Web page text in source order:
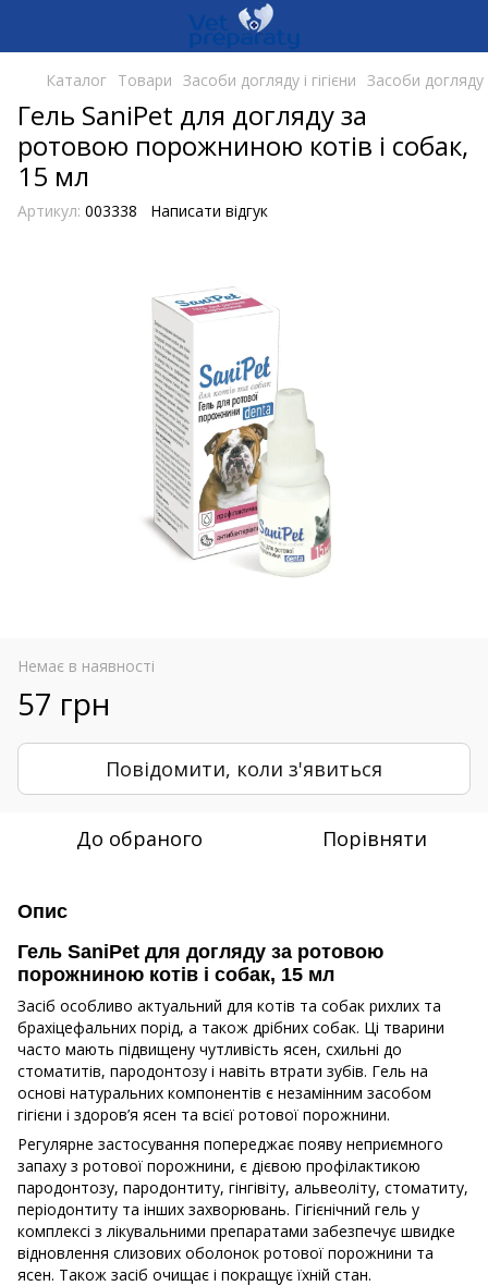
Каталог Товари Засоби догляду і гігієни Засоби догляду
Гель SaniPet для догляду за
ротовою порожниною котів і собак,
15 мл
Артикул: 003338 Написати відгук
Немає в наявності
57 грн
Повідомити, коли з'явиться
До обраного Порівняти
Опис
Гель SaniPet для догляду за ротовою
порожниною котів і собак, 15 мл
Засіб особливо актуальний для котів та собак рихлих та
брахіцефальних порід, а також дрібних собак. Ці тварини
часто мають підвищену чутливість ясен, схильні до
стоматитів, пародонтозу і навіть втрати зубів. Гель на
основі натуральних компонентів є незамінним засобом
гігієни і здоров’я ясен та всієї ротової порожнини.
Регулярне застосування попереджає появу неприємного
запаху з ротової порожнини, є дієвою профілактикою
пародонтозу, пародонтиту, гінгівіту, альвеоліту, стоматиту,
періодонтиту та інших захворювань. Гігієнічний гель у
комплексі з лікувальними препаратами забезпечує швидке
відновлення слизових оболонок ротової порожнини та
ясен. Також засіб очищає і покращує їхній стан.